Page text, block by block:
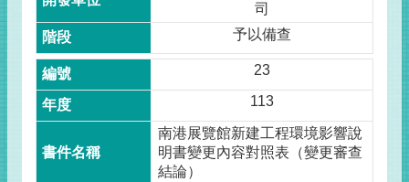
司
予以備查
23
113
南港展覽館新建工程環境影響說
明書變更內容對照表（變更審查
結論）